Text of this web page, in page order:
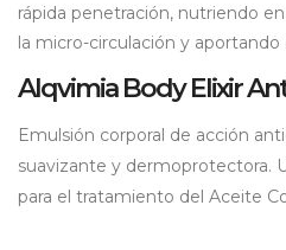
rápida penetración, nutriendo
la micro-circulación y aportando
Alqvimia Body Elixir
Emulsión corporal de acción
suavizante y dermoprotectora.
para el tratamiento del Aceite